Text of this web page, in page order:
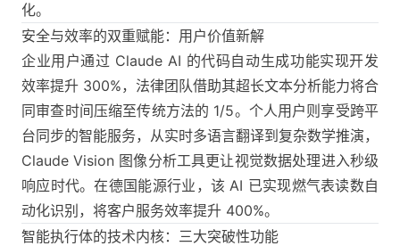
化。
安全与效率的双重赋能：用户价值新解
企业用户通过 Claude AI 的代码自动生成功能实现开发
效率提升 300%，法律团队借助其超长文本分析能力将合
同审查时间压缩至传统方法的 1/5。个人用户则享受跨平
台同步的智能服务，从实时多语言翻译到复杂数学推演，
Claude Vision 图像分析工具更让视觉数据处理进入秒级
响应时代。在德国能源行业，该 AI 已实现燃气表读数自
动化识别，将客户服务效率提升 400%。
智能执行体的技术内核：三大突破性功能